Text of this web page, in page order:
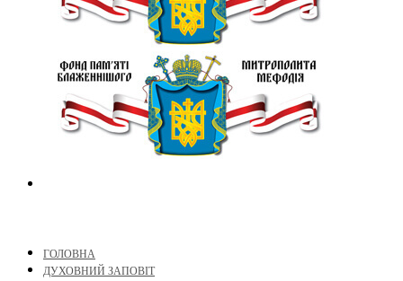
ГОЛОВНА
ДУХОВНИЙ ЗАПОВІТ